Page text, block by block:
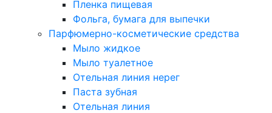
Пленка пищевая
Фольга, бумага для выпечки
Парфюмерно-косметические средства
Мыло жидкое
Мыло туалетное
Отельная линия нерег
Паста зубная
Отельная линия